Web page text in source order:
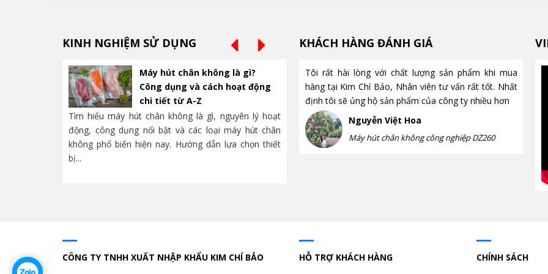
KINH NGHIỆM SỬ DỤNG
Máy hút chân không là gì?
Công dụng và cách hoạt động
chi tiết từ A-Z
Tìm hiểu máy hút chân không là gì, nguyên lý hoạt
động, công dụng nổi bật và các loại máy hút chân
không phổ biến hiện nay. Hướng dẫn lựa chọn thiết
bị...
Tời điện mini có nâng được vật
nặng không? Những điều bạn
cần biết trước khi mua
Tời điện mini có nâng được vật
nặng không? Tìm hiểu tải trọng thực tế, ưu nhược
điểm, ứng dụng, cách lựa chọn và những lưu ý quanngay cách
KHÁCH HÀNG ĐÁNH GIÁ
Tôi rất hài lòng với chất lượng sản phẩm khi mua
hàng tại Kim Chí Bảo, Nhân viên tư vấn rất tốt. Nhất
định tôi sẽ ủng hộ sản phẩm của công ty nhiều hơn
Nguyễn Việt Hoa
Máy hút chân không công nghiệp DZ260
CÔNG TY TNHH XUẤT NHẬP KHẨU KIM CHÍ BẢO HỖ TRỢ KHÁCH HÀNG CHÍNH SÁCH